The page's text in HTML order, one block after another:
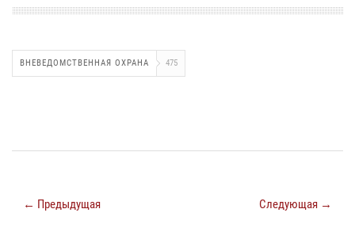
ВНЕВЕДОМСТВЕННАЯ ОХРАНА 475
← Предыдущая Следующая →